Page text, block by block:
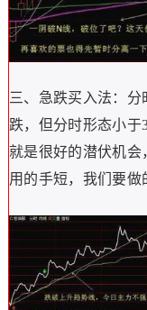
三、急跌买入法：
跌，但分时形态小于
就是很好的潜伏机会
用的手短，我们要